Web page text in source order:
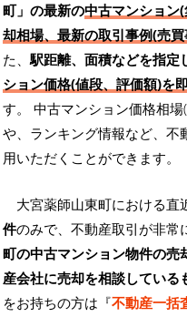
町」の最新の中古マンション
却相場、最新の取引事例(売
た、駅距離、面積などを指定
ション価格(値段、評価額)を
す。 中古マンション価格相
や、ランキング情報など、不
用いただくことができます。
大宮薬師山東町における直
件のみで、不動産取引が非常
町の中古マンション物件の売
産会社に売却を相談している
をお持ちの方は『不動産一括